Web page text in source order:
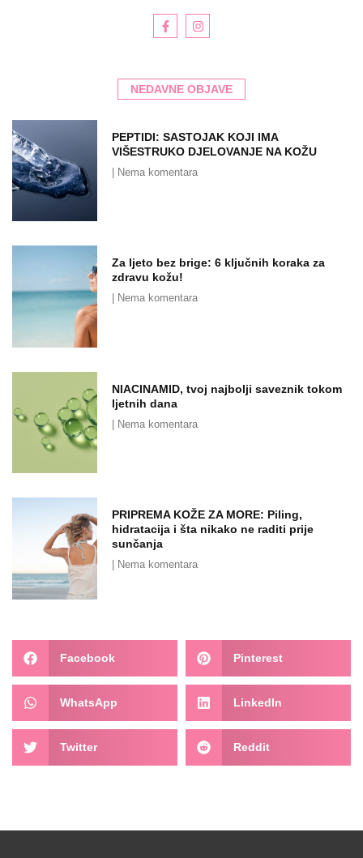
NEDAVNE OBJAVE
PEPTIDI: SASTOJAK KOJI IMA
VIŠESTRUKO DJELOVANJE NA KOŽU
Nema komentara
Za ljeto bez brige: 6 ključnih koraka za
zdravu kožu!
Nema komentara
NIACINAMID, tvoj najbolji saveznik tokom
ljetnih dana
Nema komentara
PRIPREMA KOŽE ZA MORE: Piling,
hidratacija i šta nikako ne raditi prije
sunčanja
Nema komentara
Facebook Pinterest
WhatsApp LinkedIn
Twitter Reddit